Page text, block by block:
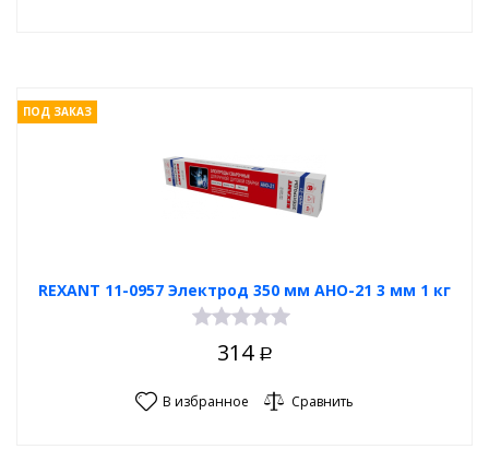
REXANT 11-0957 Электрод 350 мм АНО-21 3 мм 1 кг
ПОД ЗАКАЗ
314 Р
В избранное Сравнить